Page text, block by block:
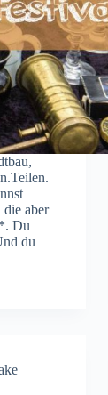
die aber
Du
du